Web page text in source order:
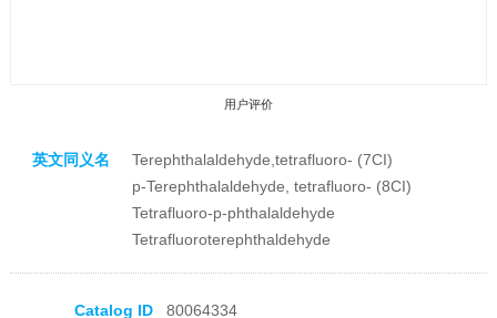
用户评价
英文同义名
Terephthalaldehyde,tetrafluoro- (7CI)
p-Terephthalaldehyde, tetrafluoro- (8CI)
Tetrafluoro-p-phthalaldehyde
Tetrafluoroterephthaldehyde
Catalog ID
80064334